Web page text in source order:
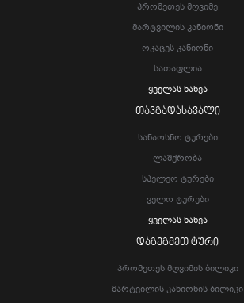
Პრომეთეს Მღვიმე
Მარტვილის Კანიონი
Ოკაცეს Კანიონი
Სათაფლია
Ყველას Ნახვა
ᲗᲐᲕᲒᲐᲓᲐᲡᲐᲕᲐᲚᲘ
Სანაოსნო Ტურები
Ლაშქრობა
Სპელეო Ტურები
Ველო Ტურები
Ყველას Ნახვა
ᲓᲐᲒᲔᲒᲛᲔᲗ ᲢᲣᲠᲘ
Პრომეთეს Მღვიმის Ბილიკი
Მარტვილის Კანიონის Ბილიკი